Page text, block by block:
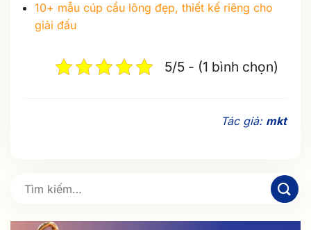
10+ mẫu cúp cầu lông đẹp, thiết kế riêng cho
giải đấu
5/5 - (1 bình chọn)
Tác giả: mkt